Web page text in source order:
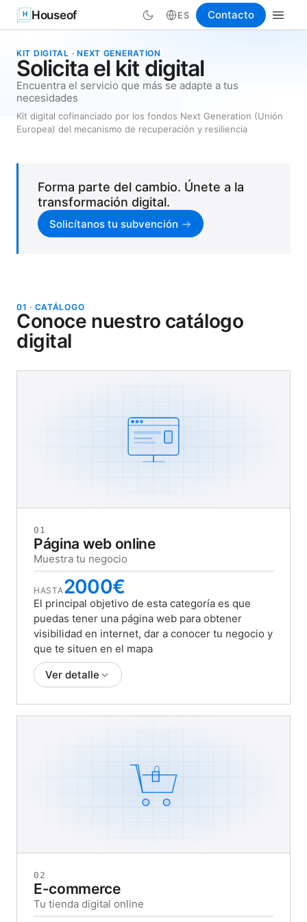
Houseof ES Contacto
KIT DIGITAL · NEXT GENERATION
Solicita el kit digital
Encuentra el servicio que más se adapte a tus
necesidades
Kit digital cofinanciado por los fondos Next Generation (Unión
Europea) del mecanismo de recuperación y resiliencia
Forma parte del cambio. Únete a la
transformación digital.
Solicítanos tu subvención
01 · CATÁLOGO
Conoce nuestro catálogo
digital
01
Página web online
Muestra tu negocio
HASTA2000€
El principal objetivo de esta categoría es que
puedas tener una página web para obtener
visibilidad en internet, dar a conocer tu negocio y
que te situen en el mapa
Ver detalle
Funcionalidades y servicios
un plazo mínimo de doce meses. La titularidad
del dominio será tuya por completo.
también tendrás a tu disposición el
un mínimo de 3 apartados. Se consideran
páginas o apartados de una web, elementos
02
E-commerce
Tu tienda digital online